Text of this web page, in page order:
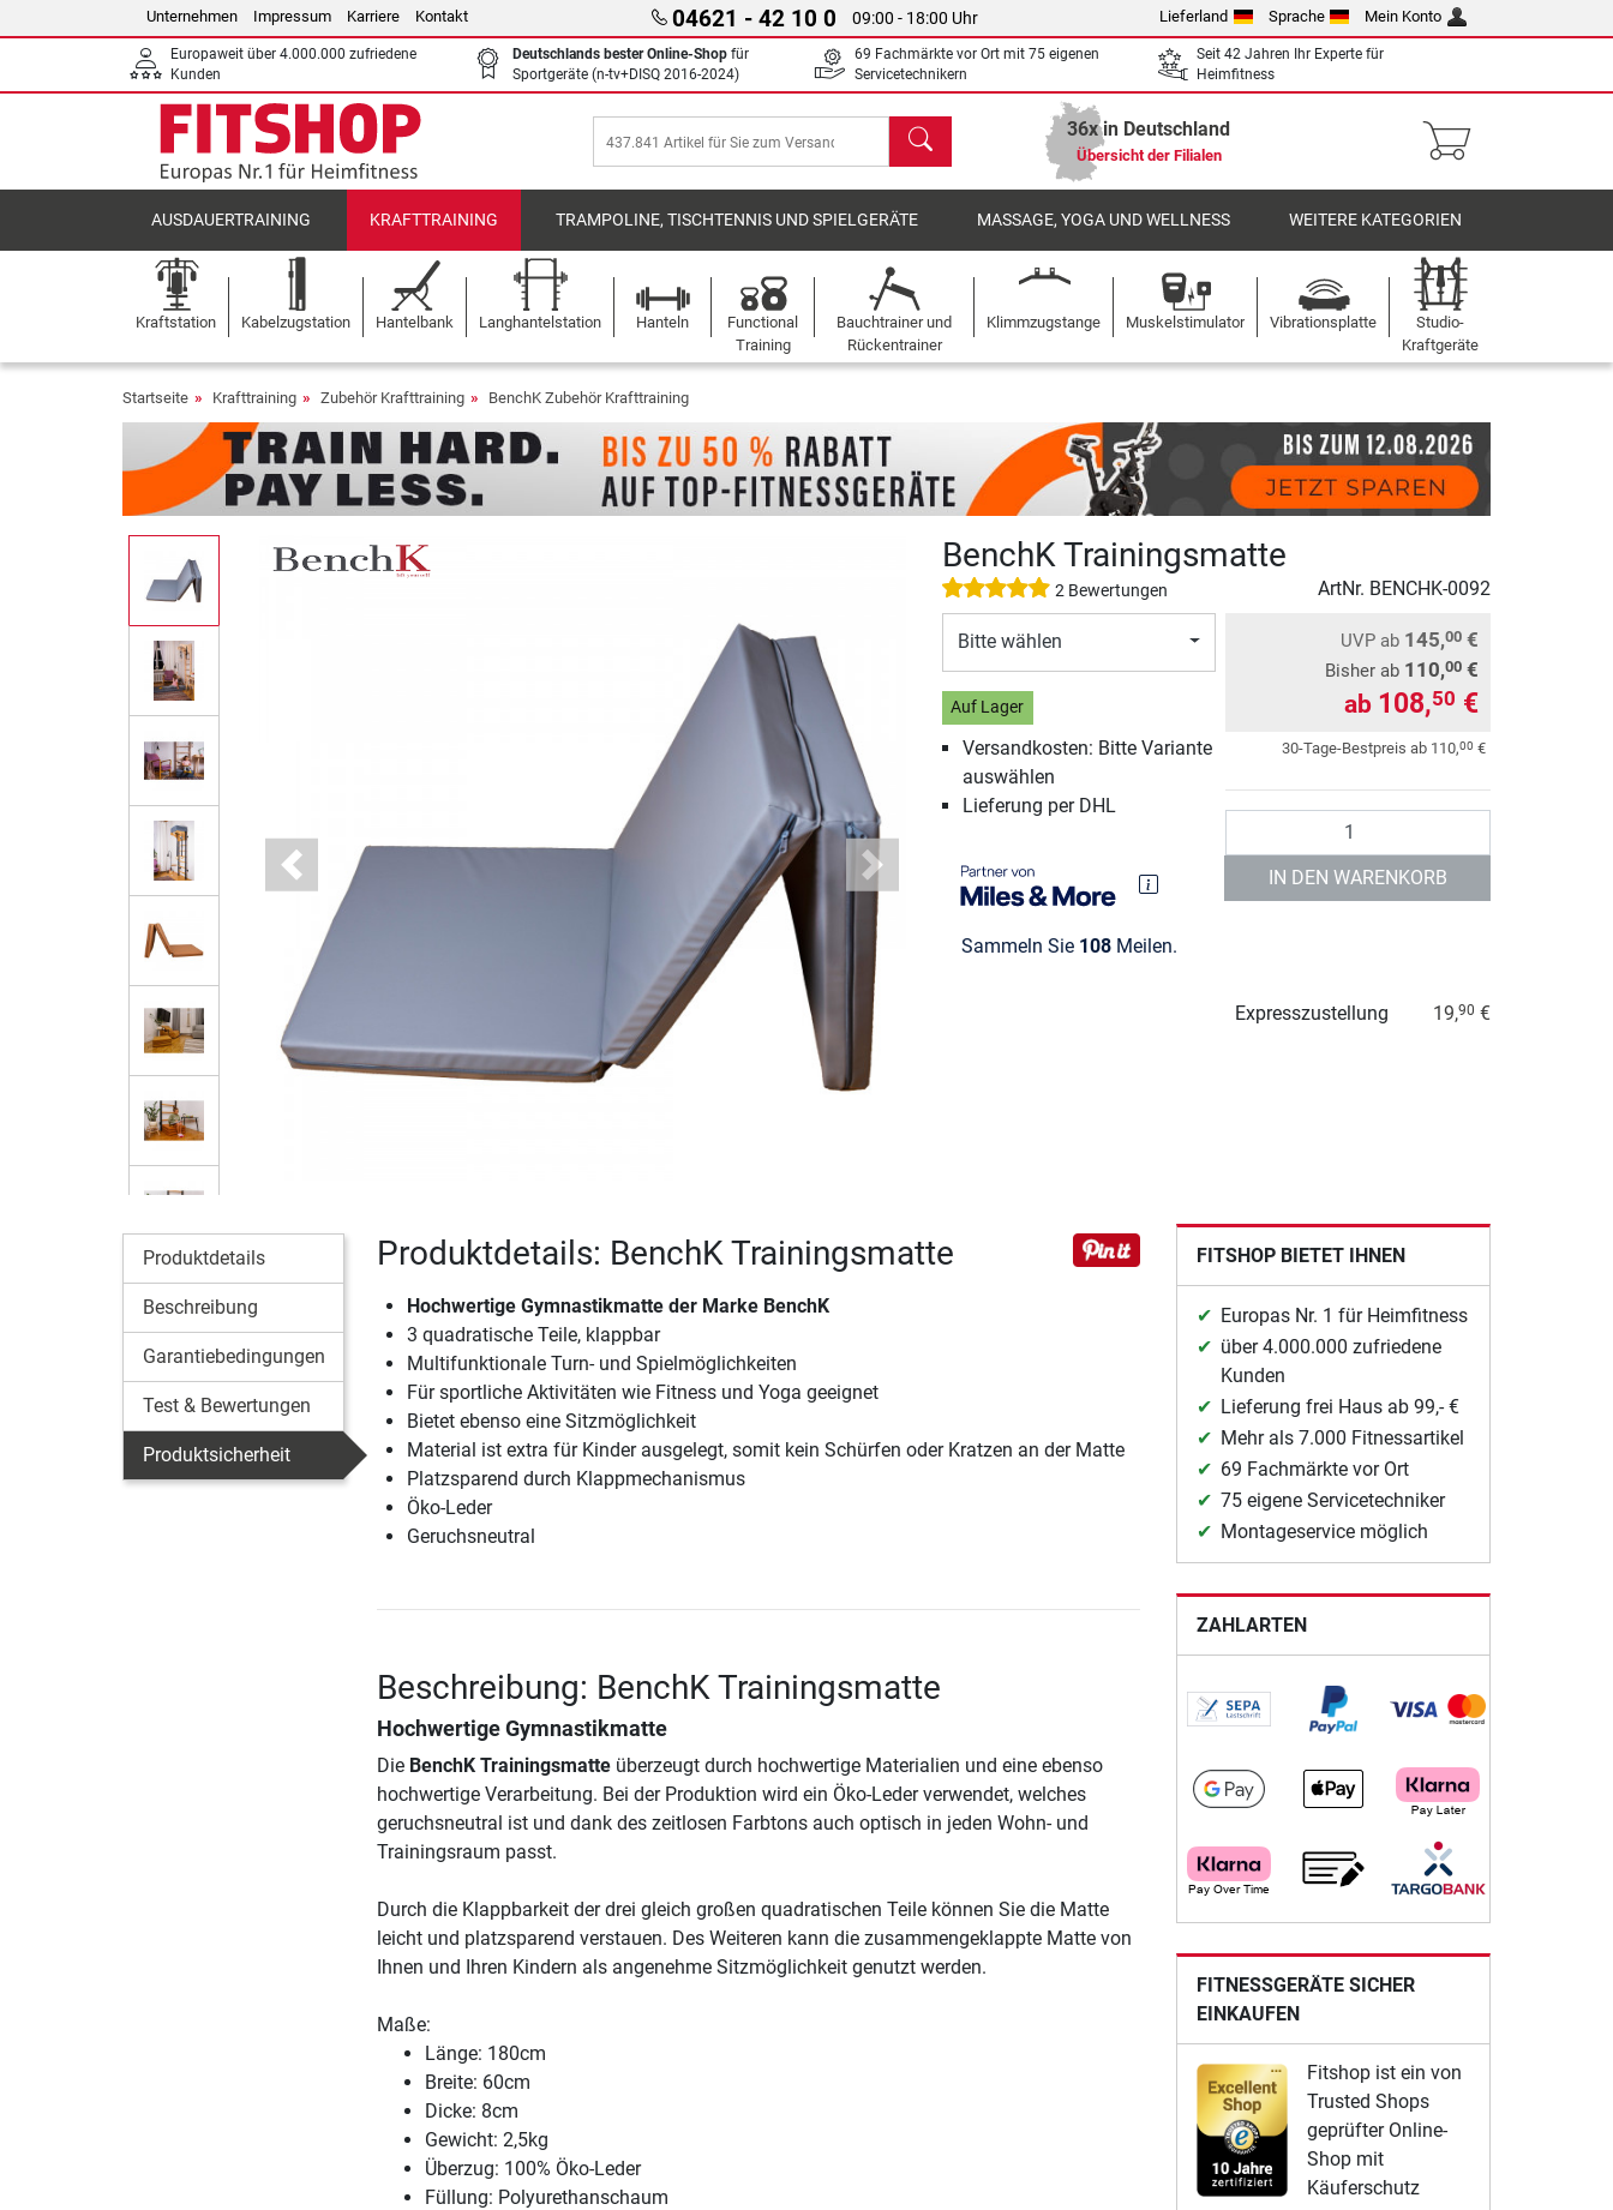
Unternehmen Impressum Karriere Kontakt 04621 - 42 10 0 09:00 - 18:00 Uhr Lieferland Sprache Mein Konto
Europaweit über 4.000.000 zufriedene
Kunden
Deutschlands bester Online-Shop für
Sportgeräte (n-tv+DISQ 2016-2024)
69 Fachmärkte vor Ort mit 75 eigenen
Servicetechnikern
Seit 42 Jahren Ihr Experte für
Heimfitness
Suchen 36x in Deutschland
Übersicht der Filialen
AUSDAUERTRAINING KRAFTTRAINING TRAMPOLINE, TISCHTENNIS UND SPIELGERÄTE MASSAGE, YOGA UND WELLNESS WEITERE KATEGORIEN
Kraftstation Kabelzugstation Hantelbank Langhantelstation Hanteln
Functional
Training
Bauchtrainer und
Rückentrainer
Klimmzugstange Muskelstimulator Vibrationsplatte
Studio-
Kraftgeräte
Startseite Krafttraining Zubehör Krafttraining BenchK Zubehör Krafttraining
Previous Next
BenchK Trainingsmatte
2 Bewertungen ArtNr. BENCHK-0092
Bitte wählen
Auf Lager
Versandkosten: Bitte Variante
auswählen
Lieferung per DHL
Sammeln Sie 108Meilen.
UVP ab 145,00 €
Bisher ab 110,00 €
ab 108,50 €
30-Tage-Bestpreis ab 110,00 €
IN DEN WARENKORB
Expresszustellung 19,90 €
Produktdetails
Beschreibung
Garantiebedingungen
Test & Bewertungen
Produktsicherheit
Produktdetails: BenchK Trainingsmatte
Hochwertige Gymnastikmatte der Marke BenchK
3 quadratische Teile, klappbar
Multifunktionale Turn- und Spielmöglichkeiten
Für sportliche Aktivitäten wie Fitness und Yoga geeignet
Bietet ebenso eine Sitzmöglichkeit
Material ist extra für Kinder ausgelegt, somit kein Schürfen oder Kratzen an der Matte
Platzsparend durch Klappmechanismus
Öko-Leder
Geruchsneutral
Beschreibung: BenchK Trainingsmatte
Hochwertige Gymnastikmatte
Die BenchK Trainingsmatteüberzeugt durch hochwertige Materialien und eine ebenso
hochwertige Verarbeitung. Bei der Produktion wird ein Öko-Leder verwendet, welches
geruchsneutral ist und dank des zeitlosen Farbtons auch optisch in jeden Wohn- und
Trainingsraum passt.
Durch die Klappbarkeit der drei gleich großen quadratischen Teile können Sie die Matte
leicht und platzsparend verstauen. Des Weiteren kann die zusammengeklappte Matte von
Ihnen und Ihren Kindern als angenehme Sitzmöglichkeit genutzt werden.
Maße:
Länge: 180cm
Breite: 60cm
Dicke: 8cm
Gewicht: 2,5kg
Überzug: 100% Öko-Leder
Füllung: Polyurethanschaum
FITSHOP BIETET IHNEN
Europas Nr. 1 für Heimfitness
über 4.000.000 zufriedene
Kunden
Lieferung frei Haus ab 99,- €
Mehr als 7.000 Fitnessartikel
69 Fachmärkte vor Ort
75 eigene Servicetechniker
Montageservice möglich
ZAHLARTEN
FITNESSGERÄTE SICHER
EINKAUFEN
Fitshop ist ein von
Trusted Shops
geprüfter Online-
Shop mit
Käuferschutz